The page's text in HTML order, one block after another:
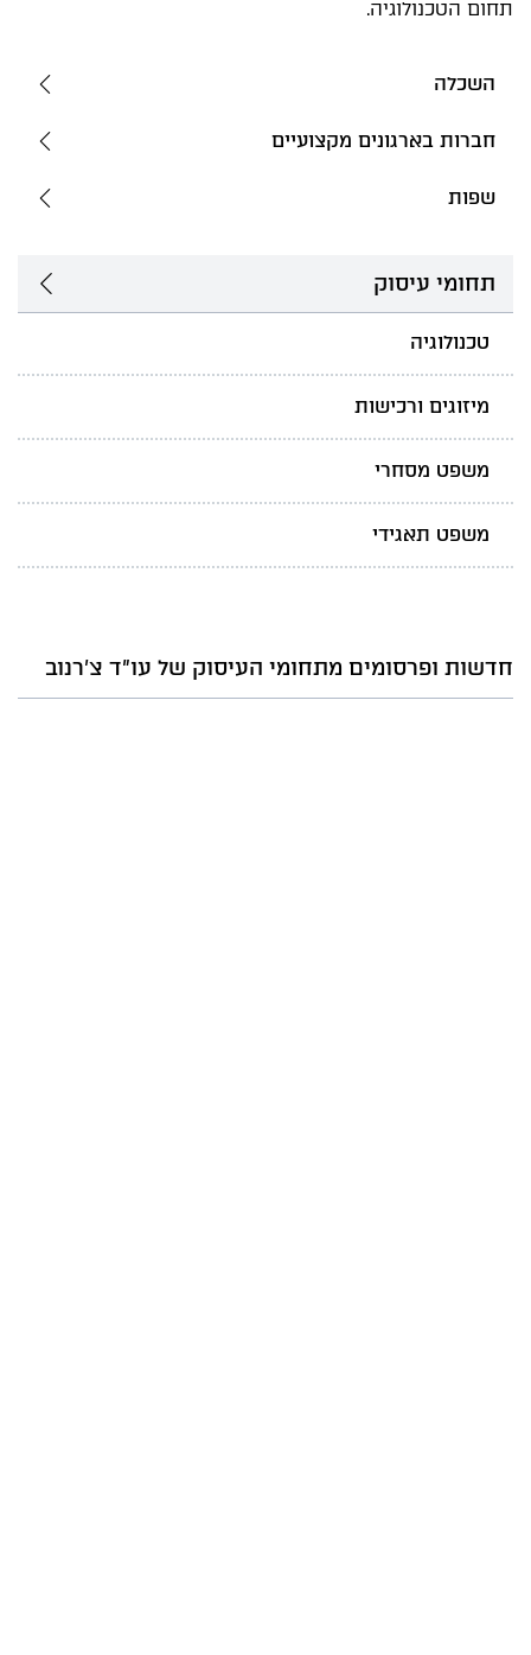
תחום הטכנולוגיה.
השכלה
חברות בארגונים מקצועיים
שפות
תחומי עיסוק
טכנולוגיה
מיזוגים ורכישות
משפט מסחרי
משפט תאגידי
חדשות ופרסומים מתחומי העיסוק של עו"ד צ'רנוב